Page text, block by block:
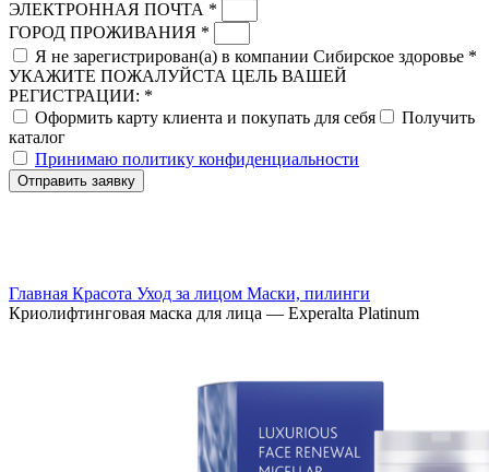
ЭЛЕКТРОННАЯ ПОЧТА *
ГОРОД ПРОЖИВАНИЯ *
Я не зарегистрирован(а) в компании Сибирское здоровье *
УКАЖИТЕ ПОЖАЛУЙСТА ЦЕЛЬ ВАШЕЙ
РЕГИСТРАЦИИ: *
Оформить карту клиента и покупать для себя
Получить
каталог
Принимаю политику конфиденциальности
Отправить заявку
Главная Красота Уход за лицом Маски, пилинги
Криолифтинговая маска для лица — Experalta Platinum